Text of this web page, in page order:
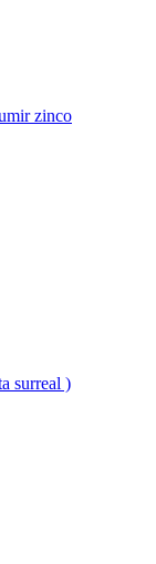
zinco
surreal )